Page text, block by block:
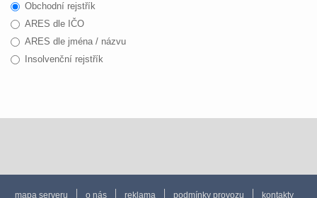
Obchodní rejstřík
ARES dle IČO
ARES dle jména / názvu
Insolvenční rejstřík
mapa serveru o nás reklama podmínky provozu
kontakty